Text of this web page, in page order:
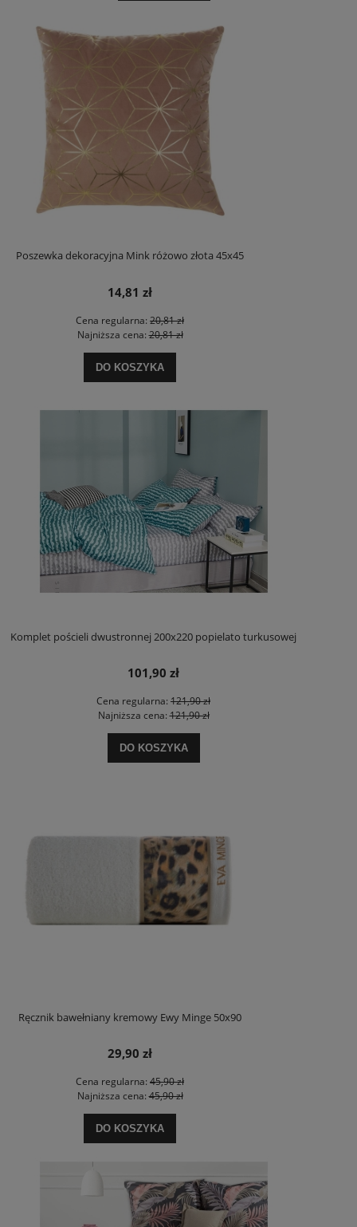
Poszewka dekoracyjna Mink różowo złota 45x45
14,81 zł
Cena regularna: 20,81 zł
Najniższa cena:20,81 zł
DO KOSZYKA
Komplet pościeli dwustronnej 200x220 popielato turkusowej
101,90 zł
Cena regularna: 121,90 zł
Najniższa cena:121,90 zł
DO KOSZYKA
Ręcznik bawełniany kremowy Ewy Minge 50x90
29,90 zł
Cena regularna: 45,90 zł
Najniższa cena:45,90 zł
DO KOSZYKA